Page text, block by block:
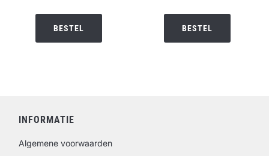
€10.95.
BESTEL
€10.95.
BESTEL
INFORMATIE
Algemene voorwaarden